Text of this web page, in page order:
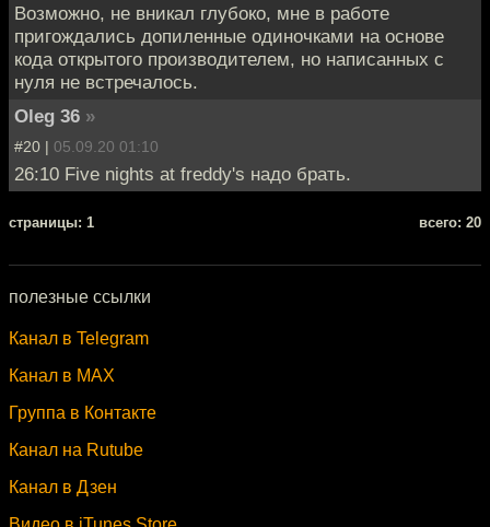
Возможно, не вникал глубоко, мне в работе
пригождались допиленные одиночками на основе
кода открытого производителем, но написанных с
нуля не встречалось.
Oleg 36 »
#20 | 05.09.20 01:10
26:10 Five nights at freddy's надо брать.
cтраницы: 1 всего: 20
полезные ссылки
Канал в Telegram
Канал в MAX
Группа в Контакте
Канал на Rutube
Канал в Дзен